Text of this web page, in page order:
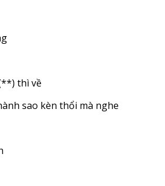
thì về
sao kèn thổi mà nghe